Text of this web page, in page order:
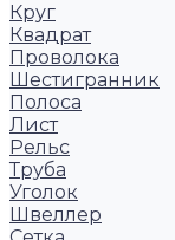
Круг
Квадрат
Проволока
Шестигранник
Полоса
Лист
Рельс
Труба
Уголок
Швеллер